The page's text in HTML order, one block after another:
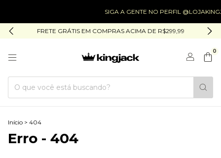
SIGA A GENTE NO PERFIL @LOJAKINGJACK
FRETE GRÁTIS EM COMPRAS ACIMA DE R$299,99
0
Início > 404
Erro - 404